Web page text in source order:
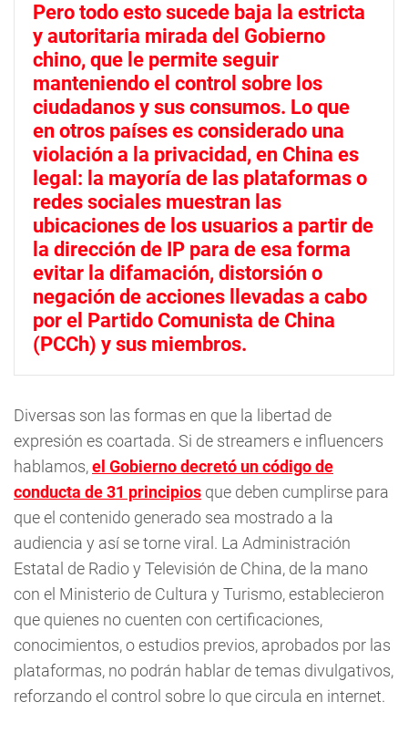
Pero todo esto sucede baja la estricta
y autoritaria mirada del Gobierno
chino, que le permite seguir
manteniendo el control sobre los
ciudadanos y sus consumos. Lo que
en otros países es considerado una
violación a la privacidad, en China es
legal: la mayoría de las plataformas o
redes sociales muestran las
ubicaciones de los usuarios a partir de
la dirección de IP para de esa forma
evitar la difamación, distorsión o
negación de acciones llevadas a cabo
por el Partido Comunista de China
(PCCh) y sus miembros.
Diversas son las formas en que la libertad de
expresión es coartada. Si de streamers e influencers
hablamos,el Gobierno decretó un código de
conducta de 31 principios que deben cumplirse para
que el contenido generado sea mostrado a la
audiencia y así se torne viral. La Administración
Estatal de Radio y Televisión de China, de la mano
con el Ministerio de Cultura y Turismo, establecieron
que quienes no cuenten con certificaciones,
conocimientos, o estudios previos, aprobados por las
plataformas, no podrán hablar de temas divulgativos,
reforzando el control sobre lo que circula en internet.